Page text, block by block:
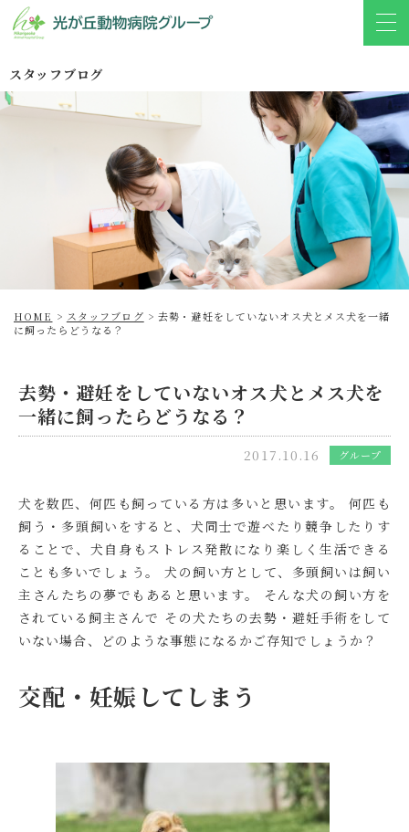
スタッフブログ
HOME > スタッフブログ >去勢・避妊をしていないオス犬とメス犬を一緒
に飼ったらどうなる？
去勢・避妊をしていないオス犬とメス犬を
一緒に飼ったらどうなる？
2017.10.16 グループ
犬を数匹、何匹も飼っている方は多いと思います。 何匹も
飼う・多頭飼いをすると、犬同士で遊べたり競争したりす
ることで、犬自身もストレス発散になり楽しく生活できる
ことも多いでしょう。 犬の飼い方として、多頭飼いは飼い
主さんたちの夢でもあると思います。 そんな犬の飼い方を
されている飼主さんで その犬たちの去勢・避妊手術をして
いない場合、どのような事態になるかご存知でしょうか？
交配・妊娠してしまう